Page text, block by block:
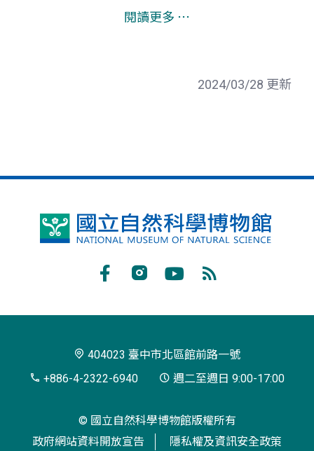
閱讀更多 ⋯
2024/03/28 更新
國
博
閱
404023 臺中市北區館前路一號
+886-4-2322-6940
週二至週日 9:00-17:00
© 國立自然科學博物館版權所有
政府網站資料開放宣告
隱私權及資訊安全政策